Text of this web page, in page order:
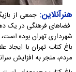
هنرآنلاین:جمعی از
فضاهای فرهنگی در یک
شهرداری تهران بوده
باغ کتاب تهران با ایجاد
مردم، منجر به افزایش